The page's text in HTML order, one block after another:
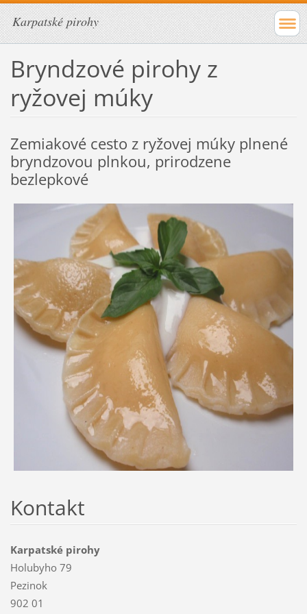
Karpatské pirohy
Bryndzové pirohy z
ryžovej múky
Zemiakové cesto z ryžovej múky plnené
bryndzovou plnkou, prirodzene
bezlepkové
Kontakt
Karpatské pirohy
Holubyho 79
Pezinok
902 01